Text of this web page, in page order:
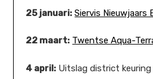
25 januari: Siervis Nieuwjaars
22 maart: Twentse Aqua-
4 april: Uitslag district